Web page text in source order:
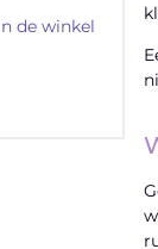
de winkel